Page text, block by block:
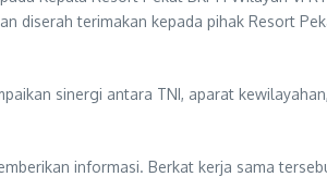
diserah terimakan kepada pihak Resort
sinergi antara TNI, aparat
informasi. Berkat kerja sama